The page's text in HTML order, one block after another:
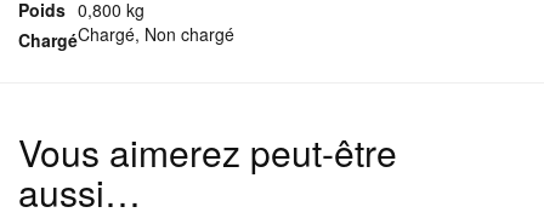
(REVERSE
EVIL
Poids 0,800 kg
ChargéChargé, Non chargé
Vous aimerez peut-être
aussi…